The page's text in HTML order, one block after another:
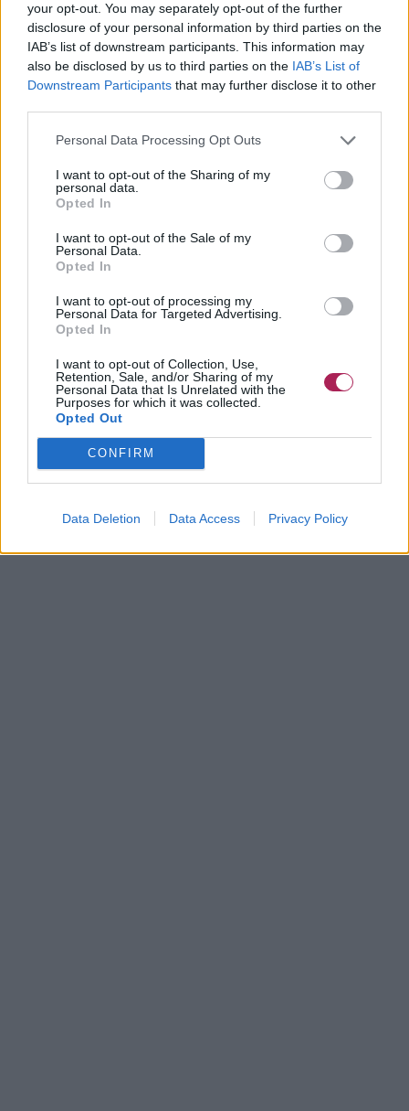
your opt-out. You may separately opt-out of the further
disclosure of your personal information by third parties on the
IAB’s list of downstream participants. This information may
also be disclosed by us to third parties on the IAB’s List of
Downstream Participants that may further disclose it to other
Personal Data Processing Opt Outs
I want to opt-out of the Sharing of my
personal data.
Opted In
I want to opt-out of the Sale of my
Personal Data.
Opted In
I want to opt-out of processing my
Personal Data for Targeted Advertising.
Opted In
I want to opt-out of Collection, Use,
Retention, Sale, and/or Sharing of my
Personal Data that Is Unrelated with the
Purposes for which it was collected.
Opted Out
CONFIRM
Data Deletion Data Access Privacy Policy